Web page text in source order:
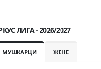
ЛИГА - 2026/2027
МУШКАРЦИ ЖЕНЕ